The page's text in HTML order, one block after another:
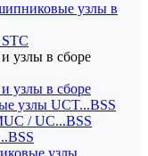
узлы в
узлы в сборе
узлы в сборе
узлы UCT...BSS
/ UC...BSS
узлы